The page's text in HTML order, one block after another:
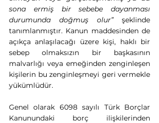
sona ermiş bir sebebe dayanması
durumunda doğmuş olur” şeklinde
tanımlanmıştır. Kanun maddesinden de
açıkça anlaşılacağı üzere kişi, haklı bir
sebep olmaksızın bir başkasının
malvarlığı veya emeğinden zenginleşen
kişilerin bu zenginleşmeyi geri vermekle
yükümlüdür.
Genel olarak 6098 sayılı Türk Borçlar
Kanunundaki borç ilişkilerinden